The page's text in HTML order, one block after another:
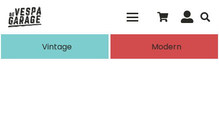
de resultaten voor automatisch
Vintage Modern